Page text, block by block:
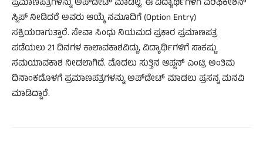
ಪ್ರಮಾಣಪತ್ರಗಳನ್ನು ಅಪ್‌ಡೇಟ್ ಮಾಡಿಲ್ಲ. ಈ ವಿದ್ಯಾರ್ಥಿಗಳಿಗೆ ವೆರಿಫಿಕೇಶನ್
ಸ್ಲಿಪ್ ನೀಡಿದರೆ ಅವರು ಆಯ್ಕೆ ನಮೂದಿಗೆ (Option Entry)
ಸಕ್ರಿಯರಾಗುತ್ತಾರೆ. ಸೇವಾ ಸಿಂಧು ನಿಯಮದ ಪ್ರಕಾರ ಪ್ರಮಾಣಪತ್ರ
ಪಡೆಯಲು 21 ದಿನಗಳ ಕಾಲಾವಕಾಶವಿದ್ದು, ವಿದ್ಯಾರ್ಥಿಗಳಿಗೆ ಸಾಕಷ್ಟು
ಸಮಯಾವಕಾಶ ನೀಡಲಾಗಿದೆ. ಮೊದಲು ಸುತ್ತಿನ ಆಪ್ಷನ್ ಎಂಟ್ರಿ ಅಂತಿಮ
ದಿನಾಂಕದೊಳಗೆ ಪ್ರಮಾಣಪತ್ರಗಳನ್ನು ಅಪ್‌ಡೇಟ್ ಮಾಡಲು ಪ್ರಸನ್ನ ಮನವಿ
ಮಾಡಿದ್ದಾರೆ.